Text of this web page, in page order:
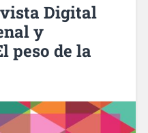
Digital
y
peso de la